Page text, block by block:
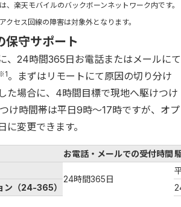
楽天モバイルのバックボーンネットワーク内です。
セス回線の障害は対象外となります。
守サポート
、24時間365日お電話またはメールにて
。まずはリモートにて原因の切り分け
た場合に、4時間目標で現地へ駆けつけ
け時間帯は平日9時～17時ですが、オプ
変更できます。
お電話・メールでの受付時間
24時間365日
ン（24-365）